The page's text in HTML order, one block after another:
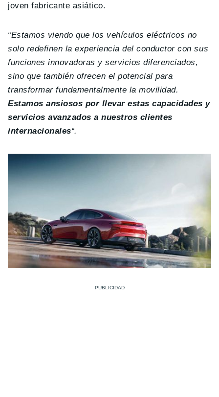
joven fabricante asiático.
“Estamos viendo que los vehículos eléctricos no
solo redefinen la experiencia del conductor con sus
funciones innovadoras y servicios diferenciados,
sino que también ofrecen el potencial para
transformar fundamentalmente la movilidad.
Estamos ansiosos por llevar estas capacidades y
servicios avanzados a nuestros clientes
internacionales“.